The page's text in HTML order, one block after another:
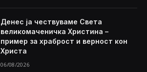
Денес ја чествуваме Света
великомаченичка Христина –
пример за храброст и верност кон
Христа
06/08/2026